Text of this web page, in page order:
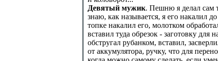
Девятый мужик. Пешню я делал сам
знаю, как называется, я его накалил
топке накалил его, молотком
вставил туда обрезок - заготовку
обстругал рубанком, вставил,
от аккумулятора, ручку, что для